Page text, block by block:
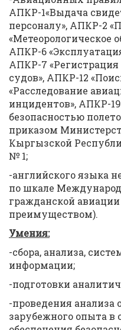
АПКР-1«Выдача
персоналу», АПКР-2
«Метеорологическое
АПКР-6
АПКР-7
судов», АПКР-12
«Расследование
инцидентов», АПКР-
безопасностью
приказом
Кыргызской
№ 1;
-английского языка
по шкале
гражданской
преимуществом).
Умения:
-сбора, анализа,
информации;
-подготовки
-проведения анализа
зарубежного опыта в